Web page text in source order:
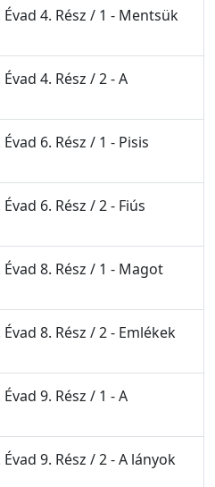
4. Rész / 1 - Mentsük
4. Rész / 2 - A
6. Rész / 1 - Pisis
6. Rész / 2 - Fiús
8. Rész / 1 - Magot
8. Rész / 2 - Emlékek
9. Rész / 1 - A
9. Rész / 2 - A lányok